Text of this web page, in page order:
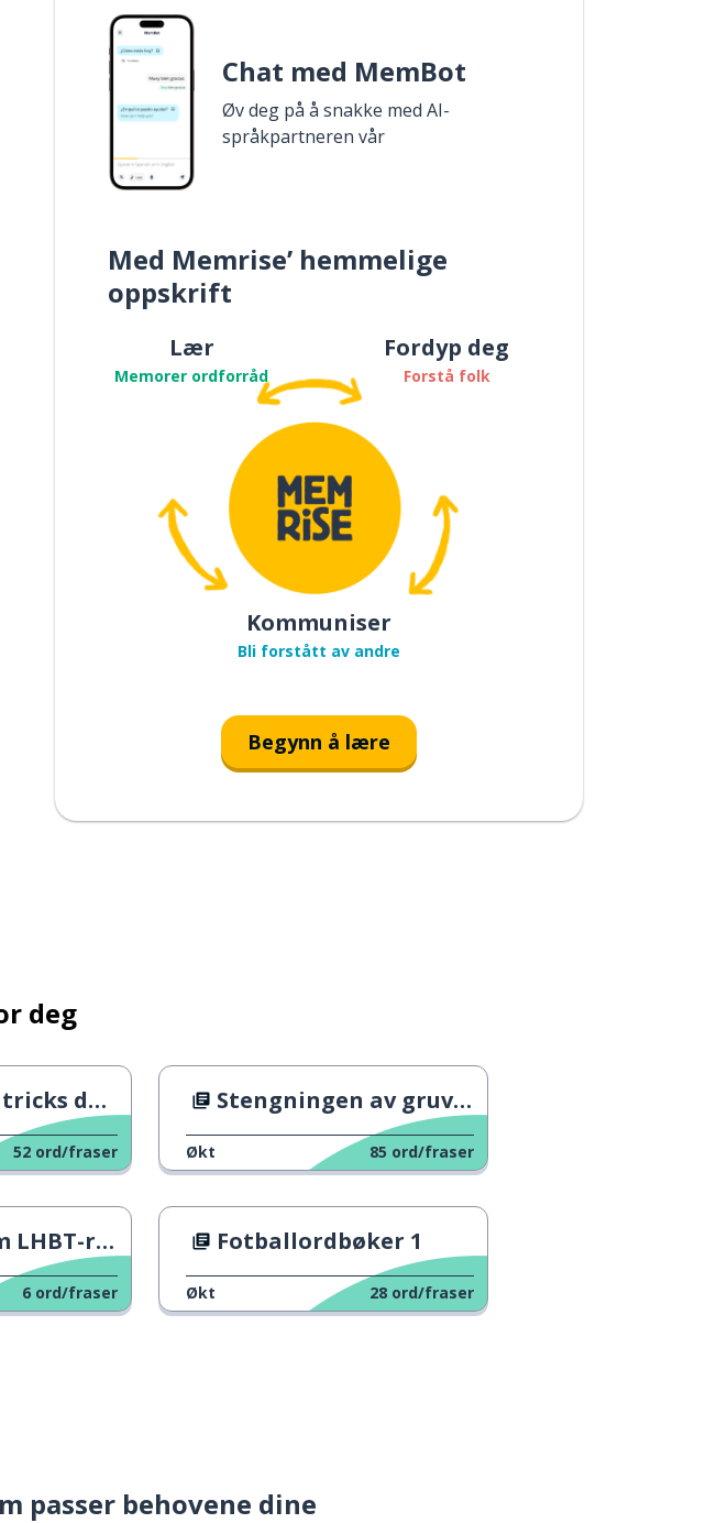
Chat med MemBot
Øv deg på å snakke med AI-
språkpartneren vår
Med Memrise’ hemmelige
oppskrift
Lær
Memorer ordforråd
Fordyp deg
Forstå folk
Kommuniser
Bli forstått av andre
Begynn å lære
deg
dag?
52 ord/fraser
Stengningen av gruvene
Økt 85 ord/fraser
i Storbritannia
6 ord/fraser
Fotballordbøker 1
Økt 28 ord/fraser
passer behovene dine